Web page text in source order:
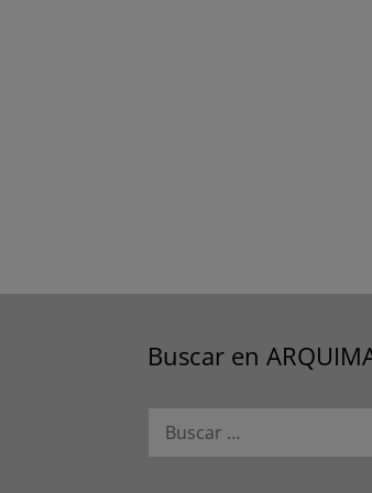
Buscar en